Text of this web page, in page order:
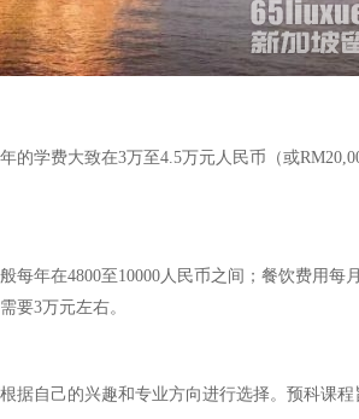
学费大致在3万至4.5万元人民币（或
年在4800至10000人民币之间；餐饮费用每
要3万元左右。
自己的兴趣和专业方向进行选择。预科课